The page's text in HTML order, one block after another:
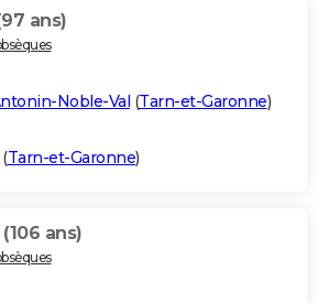
ans)
Noble-Val (Tarn-et-Garonne)
(Tarn-et-Garonne)
(106 ans)